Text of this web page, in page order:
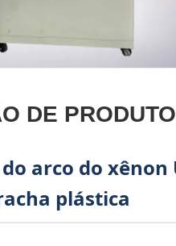
DE PRODUTO
arco do xênon
plástica